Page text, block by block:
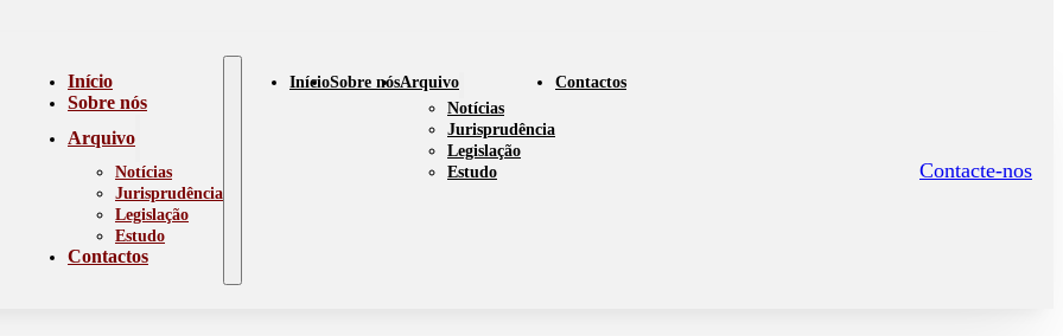
Início
Sobre nós
Arquivo
Notícias
Jurisprudência
Legislação
Estudo
Contactos
InícioSobre nósArquivo
Notícias
Jurisprudência
Legislação
Estudo
Contactos
Contacte-nos